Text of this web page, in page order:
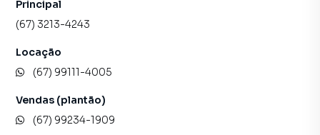
Principal
(67) 3213-4243
Locação
(67) 99111-4005
Vendas (plantão)
(67) 99234-1909